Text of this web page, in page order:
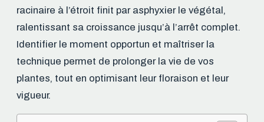
racinaire à l’étroit finit par asphyxier le végétal,
ralentissant sa croissance jusqu’à l’arrêt complet.
Identifier le moment opportun et maîtriser la
technique permet de prolonger la vie de vos
plantes, tout en optimisant leur floraison et leur
vigueur.